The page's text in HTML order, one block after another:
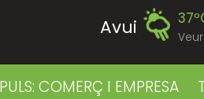
Avui
Divendres
COMERÇ I EMPRESA